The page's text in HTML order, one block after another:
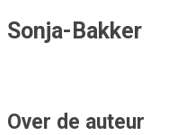
Sonja-Bakker
Over de auteur